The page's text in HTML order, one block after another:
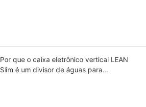
Por que o caixa eletrônico vertical LEAN
Slim é um divisor de águas para